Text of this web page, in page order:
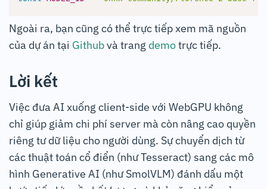
Ngoài ra, bạn cũng có thể trực tiếp xem mã nguồn
của dự án tại Githubvà trang demotrực tiếp.
Lời kết
Việc đưa AI xuống client-side với WebGPU không
chỉ giúp giảm chi phí server mà còn nâng cao quyền
riêng tư dữ liệu cho người dùng. Sự chuyển dịch từ
các thuật toán cổ điển (như Tesseract) sang các mô
hình Generative AI (như SmolVLM) đánh dấu một